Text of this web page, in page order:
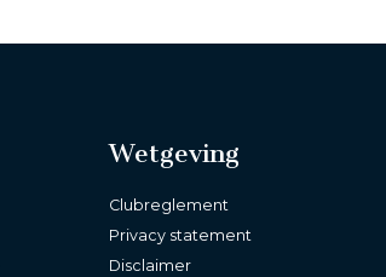
Wetgeving
Clubreglement
Privacy statement
Disclaimer